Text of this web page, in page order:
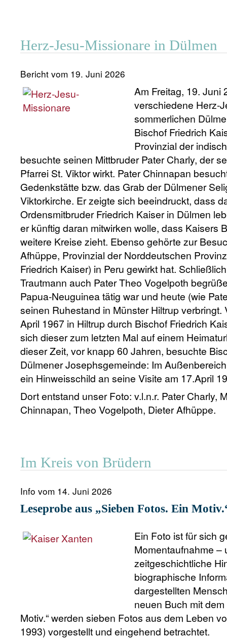
Herz-Jesu-Missionare in Dülmen
Bericht vom 19. Juni 2026
Am Freitag, 19. Juni
verschiedene Herz-
sommerlichen
Bischof Friedrich
Provinzial der
besuchte seinen Mittbruder Pater Charly, der
Pfarrei St. Viktor wirkt. Pater Chinnapan
Gedenkstätte bzw. das Grab der Dülmener
Viktorkirche. Er zeigte sich beeindruckt, dass
Ordensmitbruder Friedrich Kaiser in Dülmen
er künftig daran mitwirken wolle, dass Kaisers
weitere Kreise zieht. Ebenso gehörte zur
Afhüppe, Provinzial der Norddeutschen
Friedrich Kaiser) in Peru gewirkt hat.
Trautmann auch Pater Theo Vogelpoth
Papua-Neuguinea tätig war und heute (wie
seinen Ruhestand in Münster Hiltrup
April 1967 in Hiltrup durch Bischof Friedrich
sich dieser zum letzten Mal auf einem
dieser Zeit, vor knapp 60 Jahren, besuchte
Dülmener Josephsgemeinde: Im
ein Hinweisschild an seine Visite am 17.April
Dort entstand unser Foto: v.l.n.r. Pater Charly,
Chinnapan, Theo Vogelpoth, Dieter Afhüppe.
Im Kreis von Brüdern
Info vom 14. Juni 2026
Leseprobe aus „Sieben Fotos. Ein
Ein Foto ist für sich
Momentaufnahme –
zeitgeschichtliche
biographische
dargestellten
neuen Buch mit
Motiv.“ werden sieben Fotos aus dem Leben
1993) vorgestellt und eingehend betrachtet.